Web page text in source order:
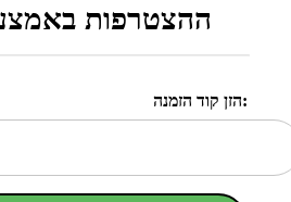
ההצטרפות
הזן קוד הזמנה: